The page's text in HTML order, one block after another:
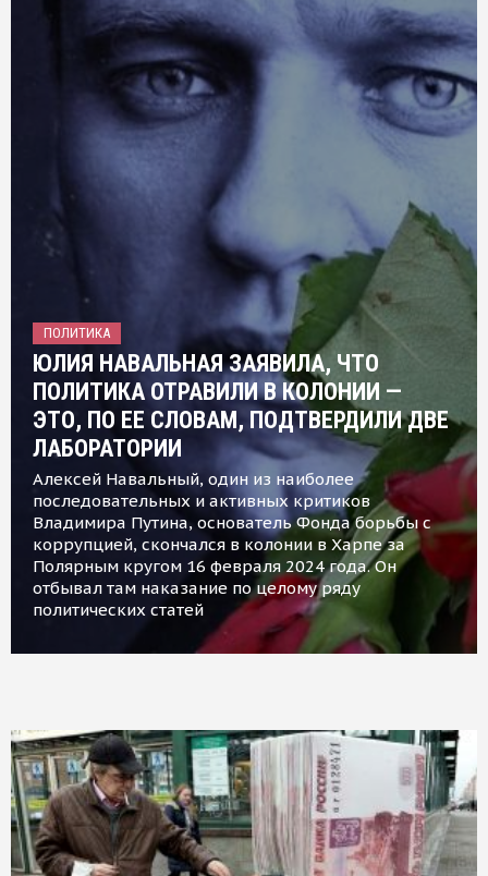
ПОЛИТИКА
ЮЛИЯ НАВАЛЬНАЯ ЗАЯВИЛА, ЧТО
ПОЛИТИКА ОТРАВИЛИ В КОЛОНИИ —
ЭТО, ПО ЕЕ СЛОВАМ, ПОДТВЕРДИЛИ ДВЕ
ЛАБОРАТОРИИ
Алексей Навальный, один из наиболее
последовательных и активных критиков
Владимира Путина, основатель Фонда борьбы с
коррупцией, скончался в колонии в Харпе за
Полярным кругом 16 февраля 2024 года. Он
отбывал там наказание по целому ряду
политических статей